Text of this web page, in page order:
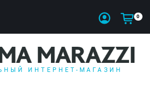
0
ИНТЕРНЕТ-МАГАЗИН